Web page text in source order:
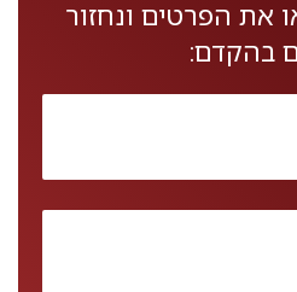
את הפרטים ונחזור
בהקדם: